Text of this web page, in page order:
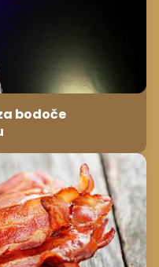
bodoče